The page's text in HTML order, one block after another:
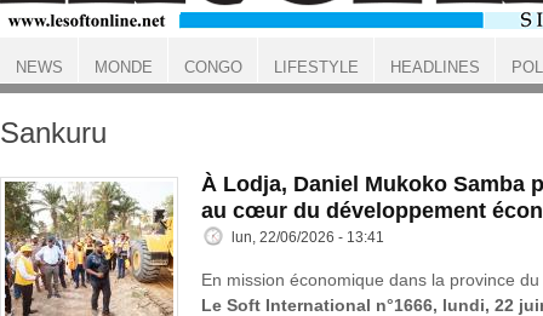
ACCUEIL
Sankuru
À Lodja, Daniel Mukoko Samba
au cœur du développement
lun, 22/06/2026 - 13:41
En mission économique dans la province
Le Soft International n°1666, lundi, 22
NEWS MONDE CONGO LIFESTYLE HEADLINES